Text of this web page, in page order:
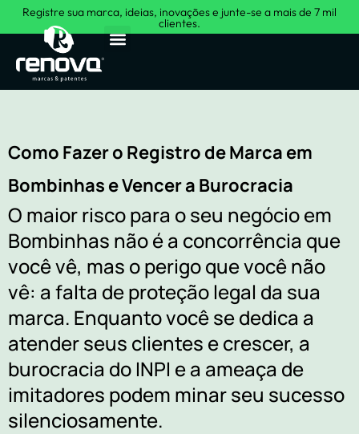
Registre sua marca, ideias, inovações e junte-se a mais de 7 mil
clientes.
Como Fazer o Registro de Marca em
Bombinhas e Vencer a Burocracia
O maior risco para o seu negócio em
Bombinhas não é a concorrência que
você vê, mas o perigo que você não
vê: a falta de proteção legal da sua
marca. Enquanto você se dedica a
atender seus clientes e crescer, a
burocracia do INPI e a ameaça de
imitadores podem minar seu sucesso
silenciosamente.